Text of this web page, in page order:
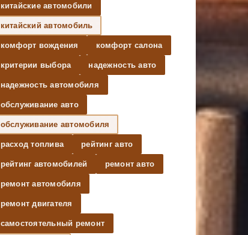
китайские автомобили
китайский автомобиль
комфорт вождения комфорт салона
критерии выбора надежность авто
надежность автомобиля
обслуживание авто
обслуживание автомобиля
расход топлива рейтинг авто
рейтинг автомобилей ремонт авто
ремонт автомобиля
ремонт двигателя
самостоятельный ремонт